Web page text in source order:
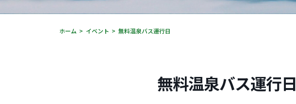
ホーム イベント 無料温泉バス運行日
無料温泉バス運行日